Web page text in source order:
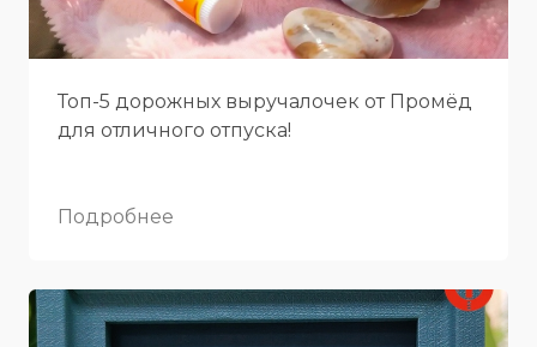
Топ-5 дорожных выручалочек от Промёд
для отличного отпуска!
Подробнее